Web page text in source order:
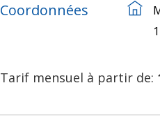
Coordonnées
Tarif mensuel à partir de: